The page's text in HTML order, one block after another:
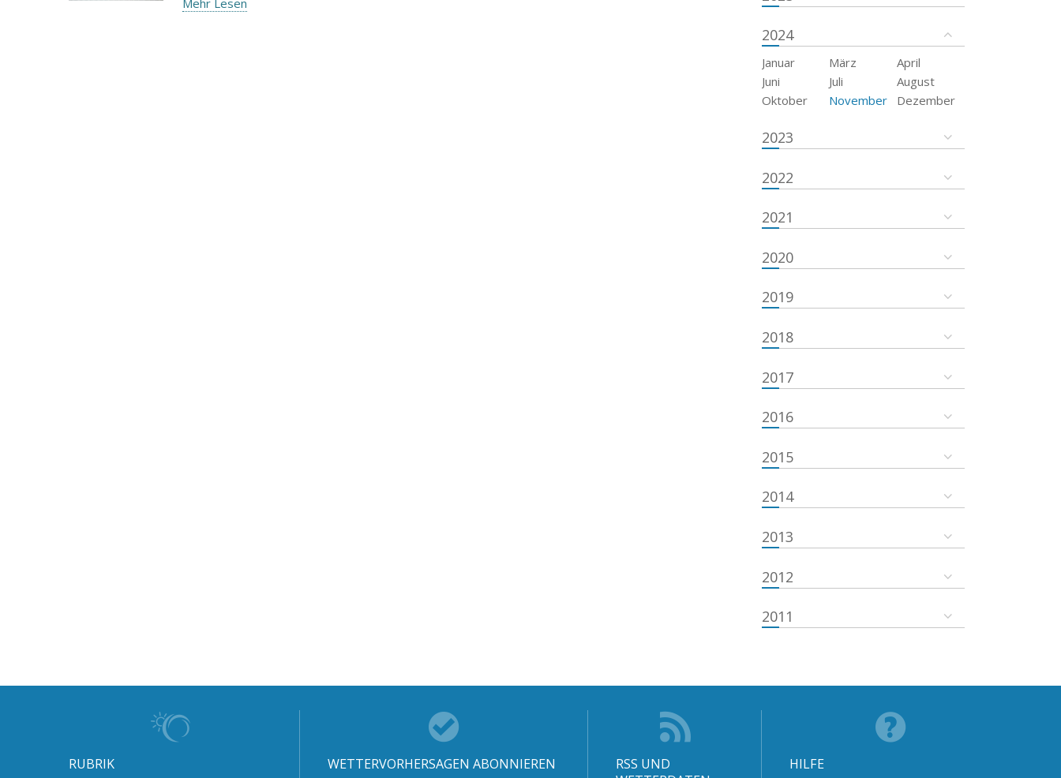
2024
Januar März
April
Juni
Juli
August
Oktober
November Dezember
2023
2022
2021
2020
2019
2018
2017
2016
2015
2014
2013
2012
2011
RUBRIK WETTERVORHERSAGEN ABONNIEREN
RSS UND
HILFE